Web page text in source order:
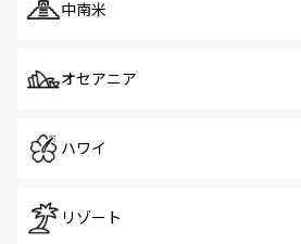
中南米
オセアニア
ハワイ
リゾート